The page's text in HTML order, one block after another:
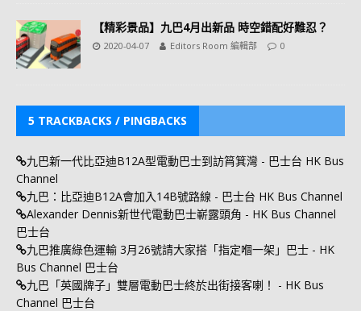
【精彩景品】九巴4月出新品 時空錯配好難忍？
2020-04-07 Editors Room 編輯部 0
5 TRACKBACKS / PINGBACKS
九巴新一代比亞迪B12A型電動巴士到訪筲箕灣 - 巴士台 HK Bus
Channel
九巴：比亞迪B12A會加入14B號路線 - 巴士台 HK Bus Channel
Alexander Dennis新世代電動巴士嶄露頭角 - HK Bus Channel
巴士台
九巴推廣綠色運輸 3月26號請大家搭「指定嗰一架」巴士 - HK
Bus Channel 巴士台
九巴「英國牌子」雙層電動巴士終於出街接客喇！ - HK Bus
Channel 巴士台